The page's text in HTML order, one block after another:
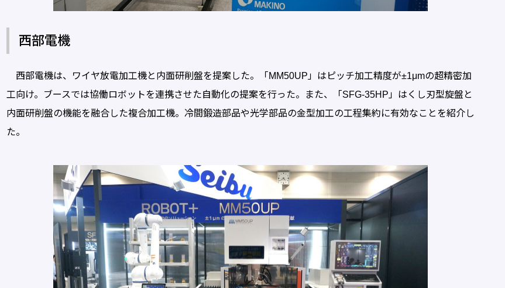
西部電機
西部電機は、ワイヤ放電加工機と内面研削盤を提案した。「MM50UP」はピッチ加工精度が±1μmの超精密加
工向け。ブースでは協働ロボットを連携させた自動化の提案を行った。また、「SFG-35HP」はくし刃型旋盤と
内面研削盤の機能を融合した複合加工機。冷間鍛造部品や光学部品の金型加工の工程集約に有効なことを紹介し
た。